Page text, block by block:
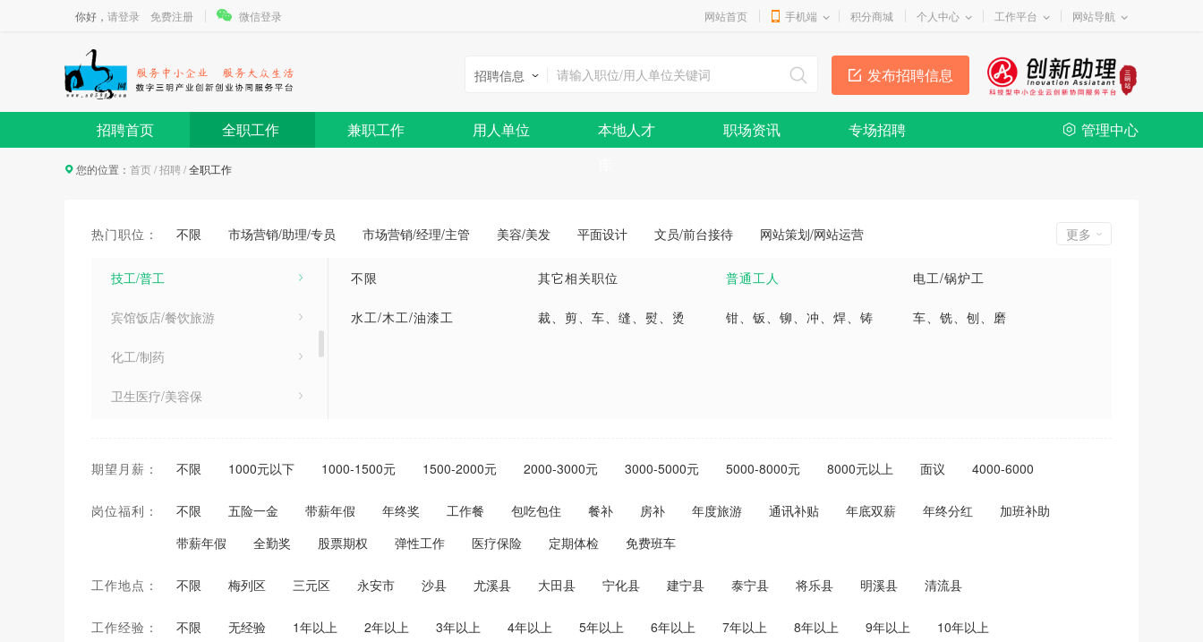
你好， 请登录 免费注册 微信登录 网站首页 手机端 积分商城 个人中心 工作平台 网站导航
发布招聘信息
招聘信息
招聘首页 全职工作 兼职工作 用人单位
本地人才
职场资讯 专场招聘 管理中心
您的位置： 首页/招聘/全职工作
热门职位： 不限 市场营销/助理/专员 市场营销/经理/主管 美容/美发 平面设计 文员/前台接待 网站策划/网站运营 更多
轻工
工业/工厂
商店/零售服务
技工/普工
宾馆饭店/餐饮旅游
化工/制药
卫生医疗/美容保
广告(装潢、包装
公司文职
房地产/建筑施工类
能源动力类
机械(电)/仪表类
不限 其它相关职位 普通工人 电工/锅炉工
水工/木工/油漆工 裁、剪、车、缝、熨、烫 钳、钣、铆、冲、焊、铸 车、铣、刨、磨
期望月薪： 不限 1000元以下 1000-1500元 1500-2000元 2000-3000元 3000-5000元 5000-8000元 8000元以上 面议 4000-6000
岗位福利： 不限 五险一金 带薪年假 年终奖 工作餐 包吃包住 餐补 房补 年度旅游 通讯补贴 年底双薪 年终分红
加班补助
带薪年假
全勤奖 股票期权 弹性工作 医疗保险 定期体检 免费班车
工作地点： 不限 梅列区 三元区 永安市 沙县 尤溪县 大田县 宁化县 建宁县 泰宁县 将乐县 明溪县 清流县
工作经验： 不限 无经验 1年以上 2年以上 3年以上 4年以上 5年以上 6年以上 7年以上 8年以上 9年以上 10年以上